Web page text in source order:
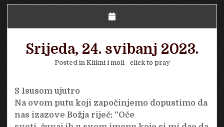
Srijeda, 24. svibanj 2023.
Posted in Klikni i moli - click to pray
S Isusom ujutro
Na ovom putu koji započinjemo dopustimo da
nas izazove Božja riječ: “Oče